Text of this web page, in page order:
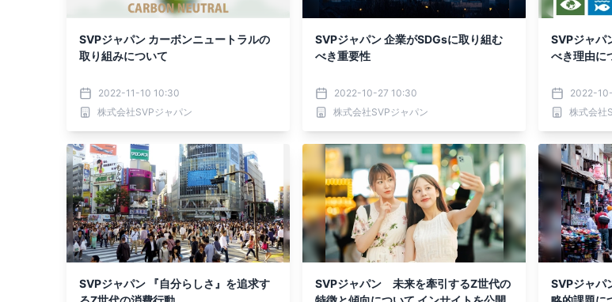
SVPジャパン カーボンニュートラルの
取り組みについて
2022-11-10 10:30
株式会社SVPジャパン
SVPジャパン 企業がSDGsに取り組む
べき重要性
2022-10-27 10:30
株式会社SVPジャパン
SVPジャ
べき理由に
2022-
株式会社
SVPジャパン 『自分らしさ』を追求す
SVPジャパン 未来を牽引するZ世代の
SVPジャ